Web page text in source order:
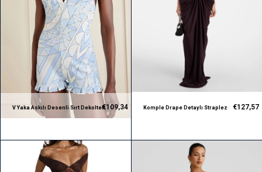
V Yaka Askılı Desenli Sırt Dekolteli
Tasarım Tulum
€109,34
Komple Drape Detaylı Straplez
€127,57